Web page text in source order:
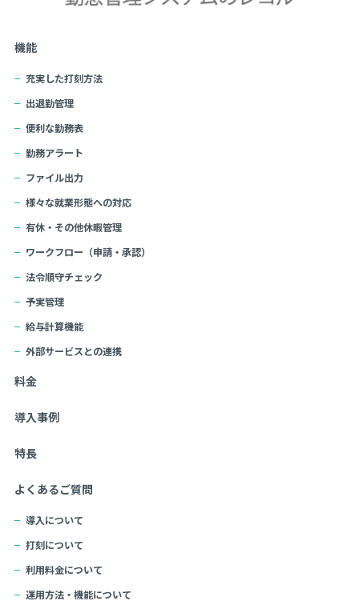
機能
充実した打刻方法
出退勤管理
便利な勤務表
勤務アラート
ファイル出力
様々な就業形態への対応
有休・その他休暇管理
ワークフロー（申請・承認）
法令順守チェック
予実管理
給与計算機能
外部サービスとの連携
料金
導入事例
特長
よくあるご質問
導入について
打刻について
利用料金について
運用方法・機能について